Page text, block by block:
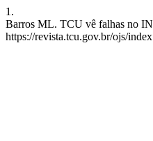
1.
Barros ML. TCU vê falhas no
https://revista.tcu.gov.br/ojs/